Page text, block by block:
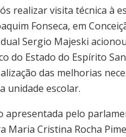
realizar visita técnica à
Fonseca, em
Sergio Majeski
do Estado do Espírito
das melhorias
unidade escolar.
apresentada pelo
Maria Cristina Rocha